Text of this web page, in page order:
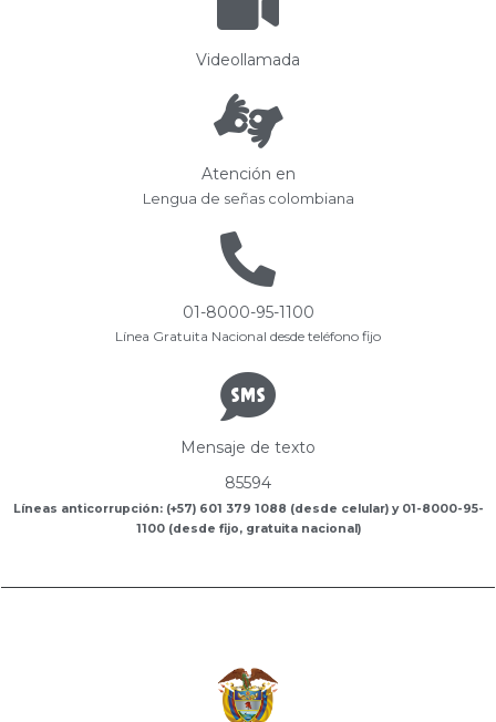
Videollamada
Atención en
Lengua de señas colombiana
01-8000-95-1100
Línea Gratuita Nacional desde teléfono fijo
Mensaje de texto
85594
Líneas anticorrupción: (+57) 601 379 1088 (desde celular) y 01-8000-95-
1100 (desde fijo, gratuita nacional)